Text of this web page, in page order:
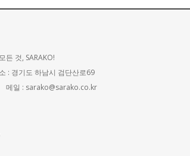
든 것, SARAKO!
: 경기도 하남시 검단산로69
메일 : sarako@sarako.co.kr